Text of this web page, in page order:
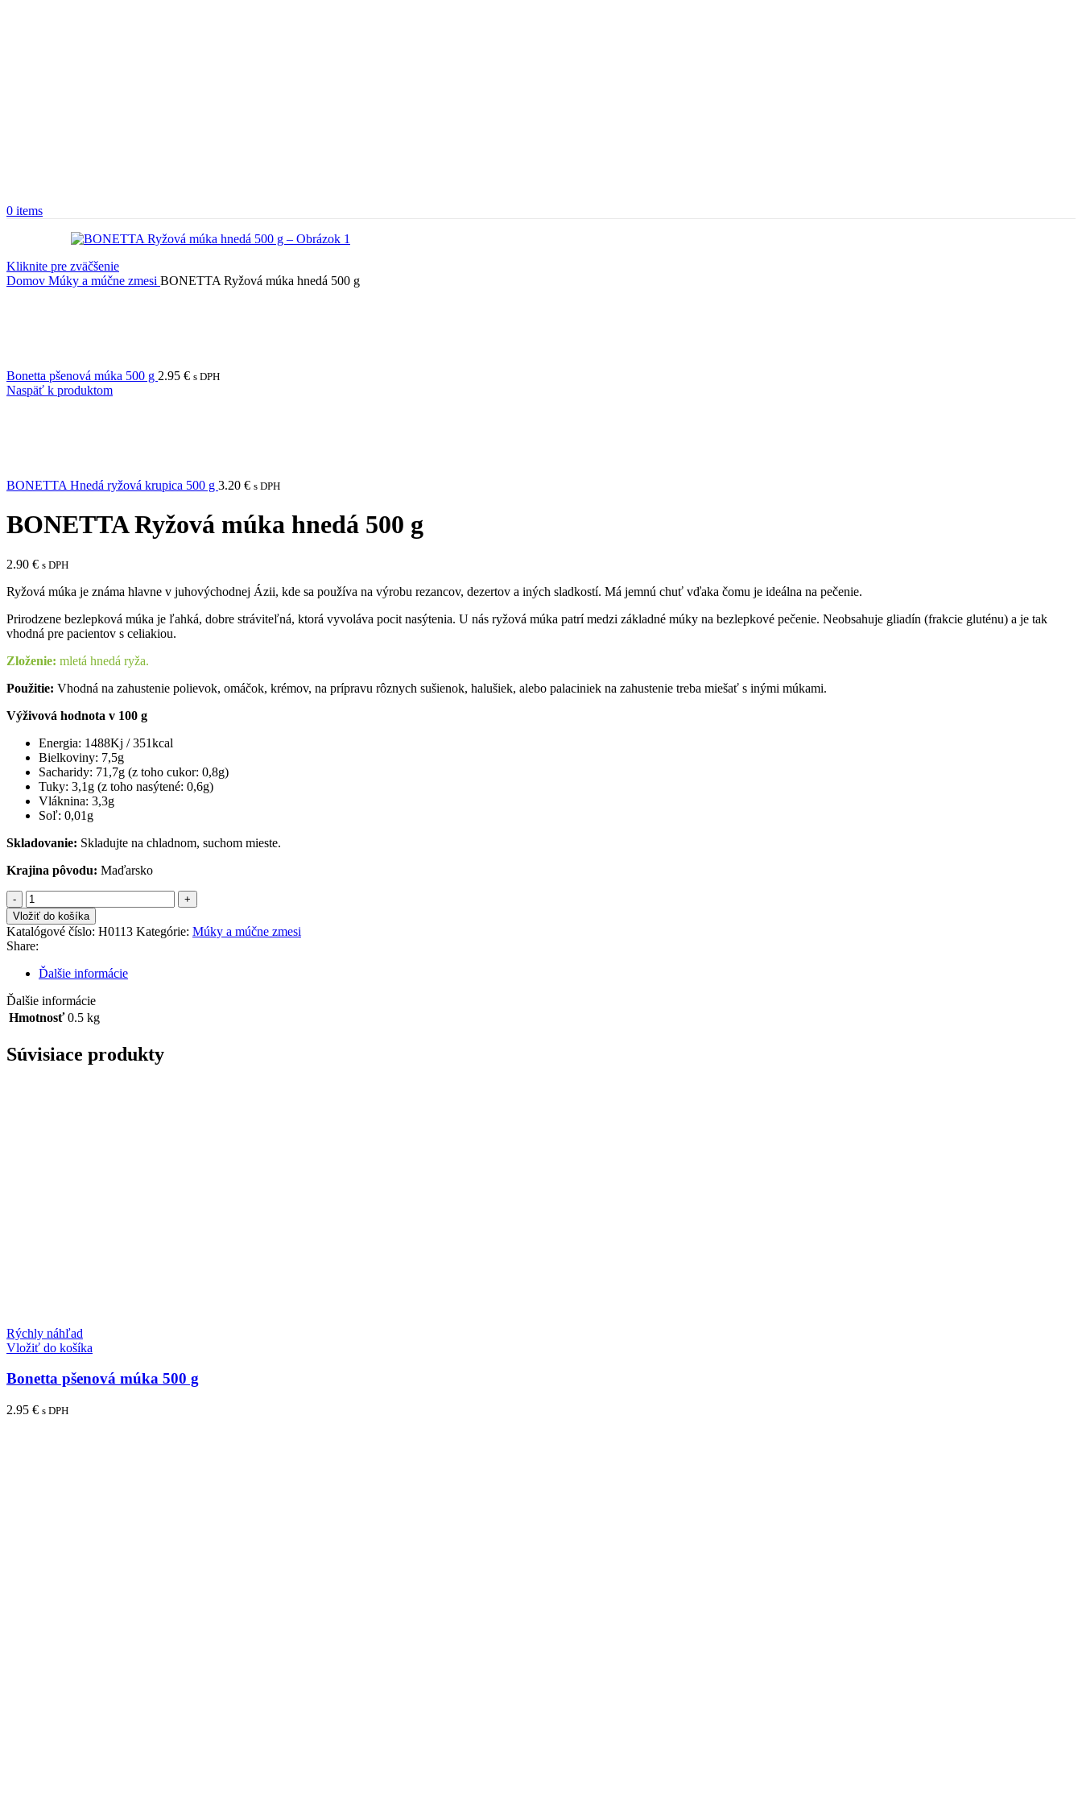
0 items
Kliknite pre zväčšenie
Domov Múky a múčne zmesi BONETTA Ryžová múka hnedá 500 g
Bonetta pšenová múka 500 g 2.95 € s DPH
Naspäť k produktom
BONETTA Hnedá ryžová krupica 500 g 3.20 € s DPH
BONETTA Ryžová múka hnedá 500 g
2.90 € s DPH
Ryžová múka je známa hlavne v juhovýchodnej Ázii, kde sa používa na výrobu rezancov, dezertov a iných sladkostí. Má jemnú chuť vďaka čomu je ideálna na pečenie.
Prirodzene bezlepková múka je ľahká, dobre stráviteľná, ktorá vyvoláva pocit nasýtenia. U nás ryžová múka patrí medzi základné múky na bezlepkové pečenie. Neobsahuje gliadín (frakcie gluténu) a je tak
vhodná pre pacientov s celiakiou.
Zloženie: mletá hnedá ryža.
Použitie: Vhodná na zahustenie polievok, omáčok, krémov, na prípravu rôznych sušienok, halušiek, alebo palaciniek na zahustenie treba miešať s inými múkami.
Výživová hodnota v 100 g
Energia: 1488Kj / 351kcal
Bielkoviny: 7,5g
Sacharidy: 71,7g (z toho cukor: 0,8g)
Tuky: 3,1g (z toho nasýtené: 0,6g)
Vláknina: 3,3g
Soľ: 0,01g
Skladovanie: Skladujte na chladnom, suchom mieste.
Krajina pôvodu: Maďarsko
množstvo
BONETTA
Ryžová
múka
hnedá
500
Vložiť do košíka
Katalógové číslo: H0113 Kategórie: Múky a múčne zmesi
Share:
Ďalšie informácie
Ďalšie informácie
Hmotnosť 0.5 kg
Súvisiace produkty
Rýchly náhľad
Vložiť do košíka
Bonetta pšenová múka 500 g
2.95 € s DPH